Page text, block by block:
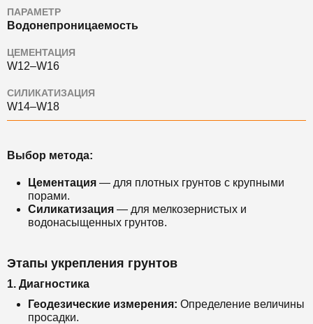
ПАРАМЕТР
Водонепроницаемость
ЦЕМЕНТАЦИЯ
W12–W16
СИЛИКАТИЗАЦИЯ
W14–W18
Выбор метода:
Цементация — для плотных грунтов с крупными
порами.
Силикатизация — для мелкозернистых и
водонасыщенных грунтов.
Этапы укрепления грунтов
1. Диагностика
Геодезические измерения: Определение величины
просадки.